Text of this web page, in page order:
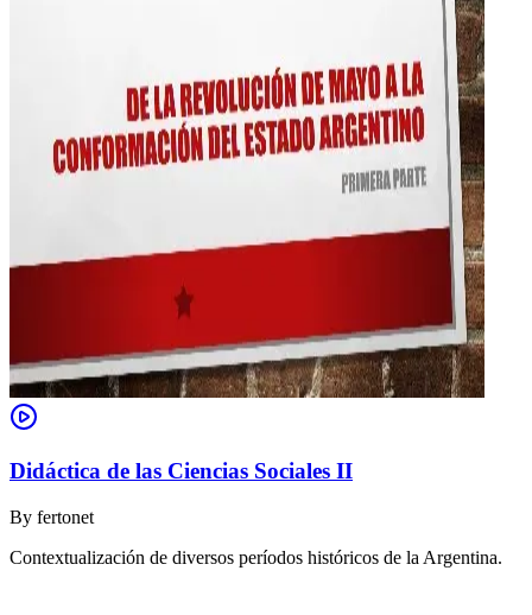
Didáctica de las Ciencias Sociales II
By fertonet
Contextualización de diversos períodos históricos de la Argentina.